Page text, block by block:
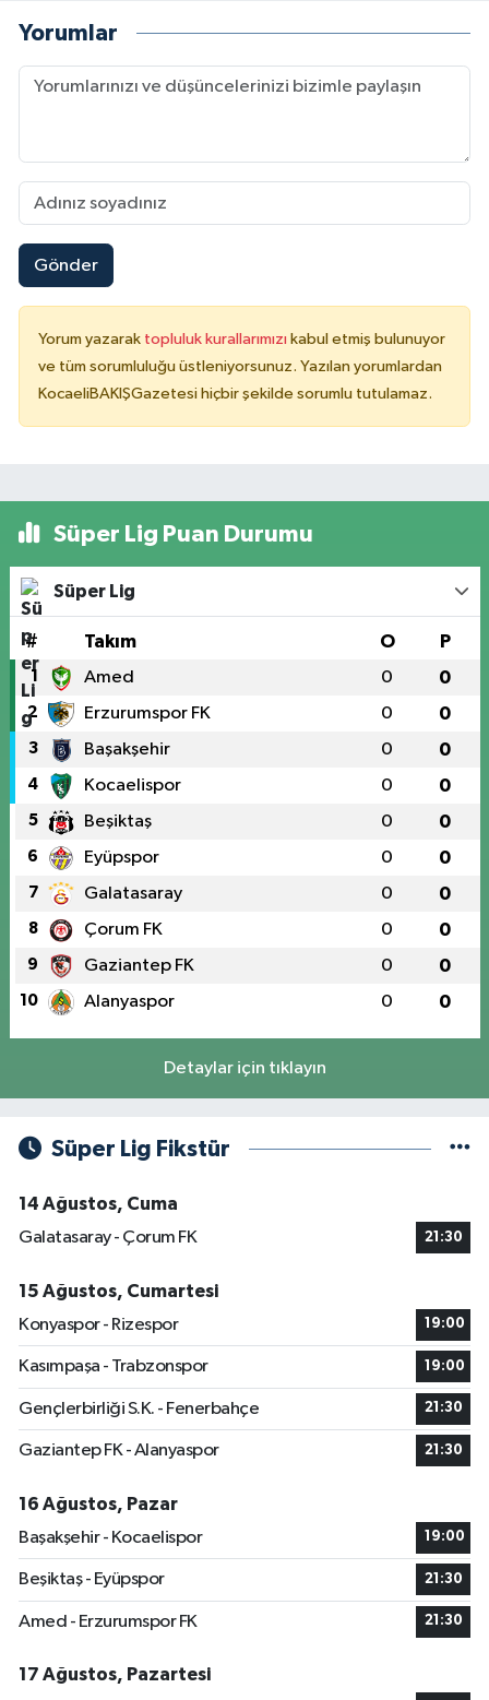
Yorumlar
Gönder
Yorum yazarak topluluk kurallarımızı kabul etmiş bulunuyor
ve tüm sorumluluğu üstleniyorsunuz. Yazılan yorumlardan
KocaeliBAKIŞGazetesi hiçbir şekilde sorumlu tutulamaz.
Süper Lig Puan Durumu
Süper Lig
# Takım O P
1 Amed 0 0
2 Erzurumspor FK 0 0
3 Başakşehir 0 0
4 Kocaelispor 0 0
5 Beşiktaş 0 0
6 Eyüpspor 0 0
7 Galatasaray 0 0
8 Çorum FK 0 0
9 Gaziantep FK 0 0
10 Alanyaspor 0 0
Detaylar için tıklayın
Süper Lig Fikstür
14 Ağustos, Cuma
Galatasaray - Çorum FK
21:30
15 Ağustos, Cumartesi
Konyaspor - Rizespor
19:00
Kasımpaşa - Trabzonspor 19:00
Gençlerbirliği S.K. - Fenerbahçe 21:30
Gaziantep FK - Alanyaspor 21:30
16 Ağustos, Pazar
Başakşehir - Kocaelispor
19:00
Beşiktaş - Eyüpspor 21:30
Amed - Erzurumspor FK 21:30
17 Ağustos, Pazartesi